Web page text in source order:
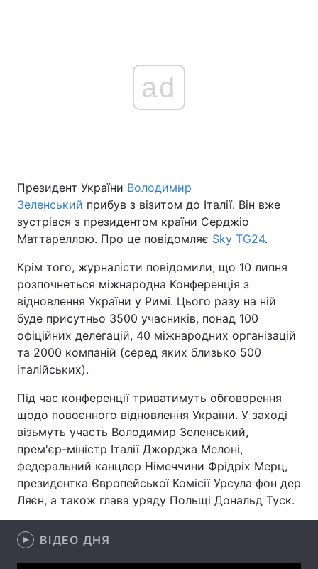
Головна Війна
Україна Політика
Спорт Наука
Техно і зв'язок Лайт
Зброя Інциденти
Цікавинки Погода
Екологія Регіони
Лонгріди
Відео з Youtube Статті
Інтерв'ю
ad
Президент України Володимир
Зеленський прибув з візитом до Італії. Він вже
зустрівся з президентом країни Серджіо
Маттареллою. Про це повідомляє Sky TG24.
Крім того, журналісти повідомили, що 10 липня
розпочнеться міжнародна Конференція з
відновлення України у Римі. Цього разу на ній
буде присутньо 3500 учасників, понад 100
офіційних делегацій, 40 міжнародних організацій
та 2000 компаній (серед яких близько 500
італійських).
Під час конференції триватимуть обговорення
щодо повоєнного відновлення України. У заході
візьмуть участь Володимир Зеленський,
прем'єр-міністр Італії Джорджа Мелоні,
федеральний канцлер Німеччини Фрідріх Мерц,
президентка Європейської Комісії Урсула фон дер
Ляєн, а також глава уряду Польщі Дональд Туск.
ВІДЕО ДНЯ